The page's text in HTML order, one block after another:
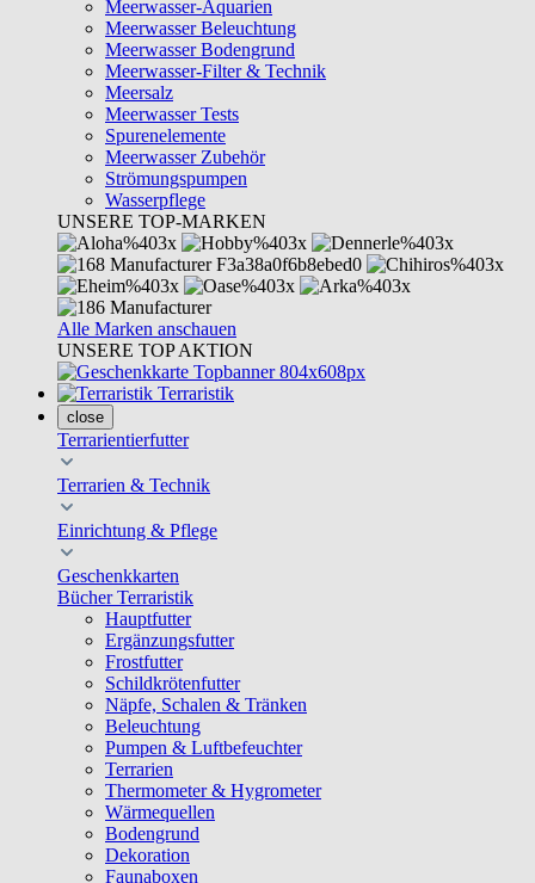
Meerwasser-Aquarien
Meerwasser Beleuchtung
Meerwasser Bodengrund
Meerwasser-Filter & Technik
Meersalz
Meerwasser Tests
Spurenelemente
Meerwasser Zubehör
Strömungspumpen
Wasserpflege
UNSERE TOP-MARKEN
Alle Marken anschauen
UNSERE TOP AKTION
Terraristik
close
Terrarientierfutter
Terrarien & Technik
Einrichtung & Pflege
Geschenkkarten
Bücher Terraristik
Hauptfutter
Ergänzungsfutter
Frostfutter
Schildkrötenfutter
Näpfe, Schalen & Tränken
Beleuchtung
Pumpen & Luftbefeuchter
Terrarien
Thermometer & Hygrometer
Wärmequellen
Bodengrund
Dekoration
Faunaboxen